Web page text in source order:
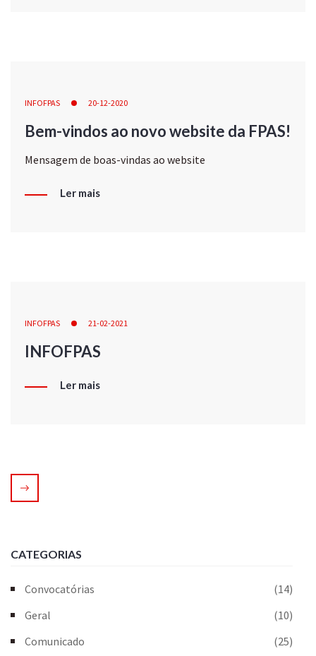
INFOFPAS 20-12-2020
Bem-vindos ao novo website da FPAS!
Mensagem de boas-vindas ao website
Ler mais
INFOFPAS 21-02-2021
INFOFPAS
Ler mais
CATEGORIAS
Convocatórias
(14)
Geral
(10)
Comunicado
(25)